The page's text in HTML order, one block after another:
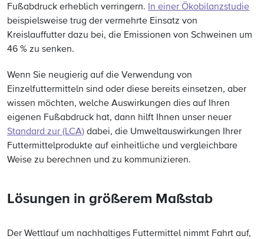
Fußabdruck erheblich verringern.
In einer Ökobilanzstudie
beispielsweise trug der vermehrte Einsatz von
Kreislauffutter dazu bei, die Emissionen von Schweinen um
46 % zu senken.
Wenn Sie neugierig auf die Verwendung von
Einzelfuttermitteln sind oder diese bereits einsetzen, aber
wissen möchten, welche Auswirkungen dies auf Ihren
eigenen Fußabdruck hat, dann hilft Ihnen unser neuer
Standard zur (LCA) dabei, die Umweltauswirkungen Ihrer
Futtermittelprodukte auf einheitliche und vergleichbare
Weise zu berechnen und zu kommunizieren.
Lösungen in größerem Maßstab
Der Wettlauf um nachhaltiges Futtermittel nimmt Fahrt auf,